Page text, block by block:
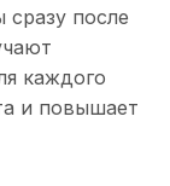
после
каждого
и повышает